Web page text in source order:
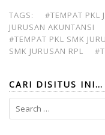
TAGS: #TEMPAT PKL
JURUSAN AKUNTANSI
#TEMPAT PKL SMK
SMK JURUSAN RPL
CARI DISITUS INI…
Search
for: